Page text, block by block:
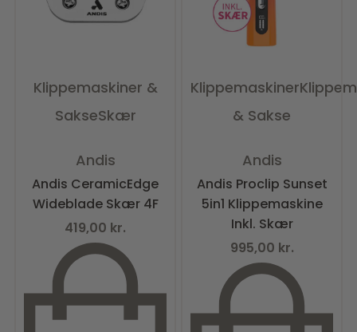
Klippemaskiner &
SakseSkær
Andis
Andis CeramicEdge
Wideblade Skær 4F
419,00 kr.
Klippemaskiner
& Sakse
Andis
Andis Proclip Sunset
5in1 Klippemaskine
Inkl. Skær
995,00 kr.